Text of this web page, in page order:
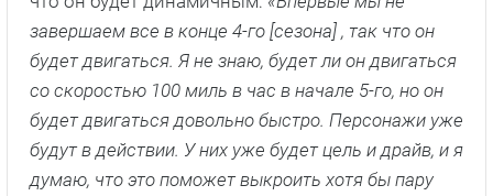
завершаем все в конце 4-го [сезона] , так что он
будет двигаться. Я не знаю, будет ли он двигаться
со скоростью 100 миль в час в начале 5-го, но он
будет двигаться довольно быстро. Персонажи уже
будут в действии. У них уже будет цель и драйв, и я
думаю, что это поможет выкроить хотя бы пару